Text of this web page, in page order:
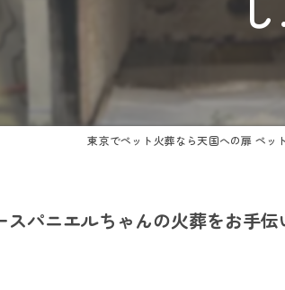
東京でペット火葬なら天国への扉 ペッ
パニエルちゃんの火葬をお手伝